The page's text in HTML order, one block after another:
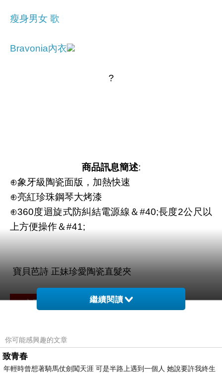
瘦身男女 歌
Bravonia內衣
?
商品訊息簡述:
⊕象牙級陶瓷面版，加熱快速
⊕亮紅珍珠鋼琴大烤漆
⊕360度迴旋式防糾結電源線＆#40;長度2公尺以
上方便操作＆#41;
即期品@E@
宅配舒適爽快！加大寬邊不緊繃，腰際透氣孔不
悶熱，大囊袋設計完整包覆，頂級面料，柔軟輕
繼續閱讀
你可能感興趣的文章
致青春
年輕時曾想著騎馬仗劍闖天涯 可是半路上遇到一個人 她說要許我終生